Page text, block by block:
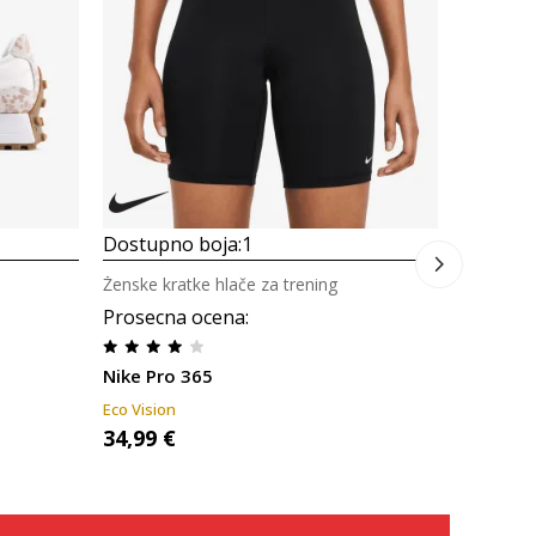
Dostupno boja:1
Prosecna ocena:
Nike Pro 365
Ženske kratke hlače za trening
Eco Vision
34,99 €